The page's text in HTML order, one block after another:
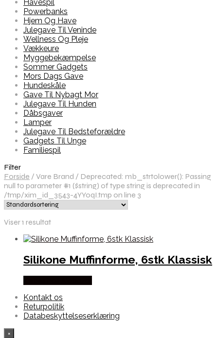
Havespil
Powerbanks
Hjem Og Have
Julegave Til Veninde
Wellness Og Pleje
Vækkeure
Myggebekæmpelse
Sommer Gadgets
Mors Dags Gave
Hundeskåle
Gave Til Nybagt Mor
Julegave Til Hunden
Dåbsgaver
Lamper
Julegave Til Bedsteforældre
Gadgets Til Unge
Familiespil
Filter
Forside / Vare Brand / Deprecated: mb_strtolower(): Passing
null to parameter #1 ($string) of type string is deprecated in
/tmp/xim_id_3543-4YYoqI.tmp on line 3
Viser 1 resultat
Silikone Muffinforme, 6stk Klassisk
Kontakt os
Returpolitik
Databeskyttelseserklæring
×